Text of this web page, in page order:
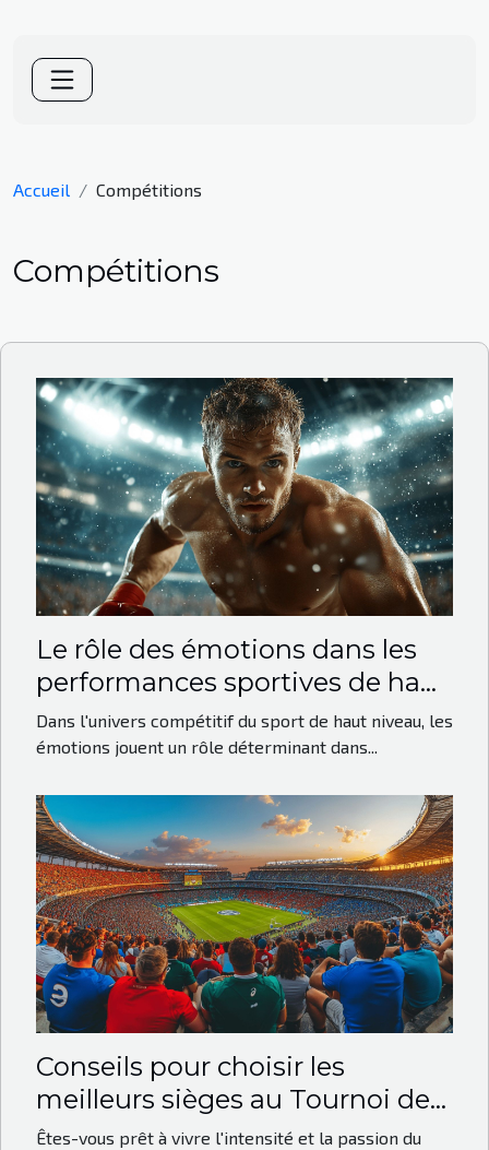
Accueil Compétitions
Compétitions
Le rôle des émotions dans les
performances sportives de haut
niveau
Dans l'univers compétitif du sport de haut niveau, les
émotions jouent un rôle déterminant dans...
Conseils pour choisir les
meilleurs sièges au Tournoi des
Six Nations 2026
Êtes-vous prêt à vivre l'intensité et la passion du